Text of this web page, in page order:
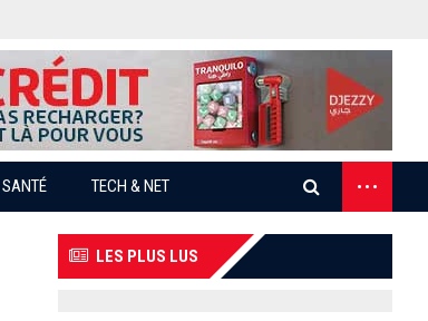
SANTÉ TECH & NET ...
LES PLUS LUS